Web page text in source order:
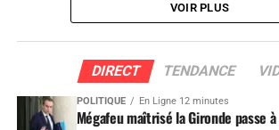
VOIR PLUS
DIRECT TENDANCE
POLITIQUE En Ligne 12 minutes
Mégafeu maîtrisé la Gironde passe